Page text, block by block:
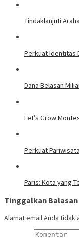
Tindaklanjuti
Perkuat Identitas
Dana Belasan
Let’s Grow
Perkuat
Paris: Kota yang
Tinggalkan Balasan
Alamat email Anda tidak